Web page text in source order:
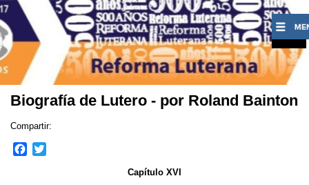
Biografía de Lutero - por Roland Bainton
Compartir:
Capítulo XVI